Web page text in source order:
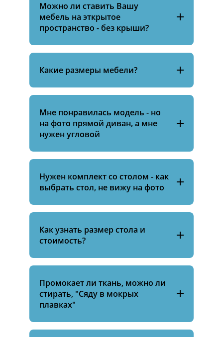
Можно ли ставить Вашу
мебель на эткрытое
пространство - без крыши?
Какие размеры мебели?
Мне понравилась модель - но
на фото прямой диван, а мне
нужен угловой
Нужен комплект со столом - как
выбрать стол, не вижу на фото
Как узнать размер стола и
стоимость?
Промокает ли ткань, можно ли
стирать, "Сяду в мокрых
плавках"